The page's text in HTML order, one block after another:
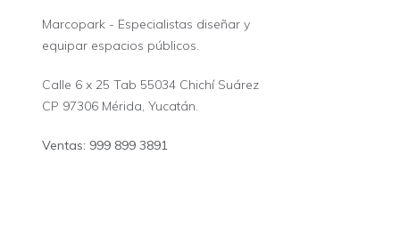
Marcopark - Especialistas diseñar y
equipar espacios públicos.
Calle 6 x 25 Tab 55034 Chichí Suárez
CP 97306 Mérida, Yucatán.
Ventas: 999 899 3891